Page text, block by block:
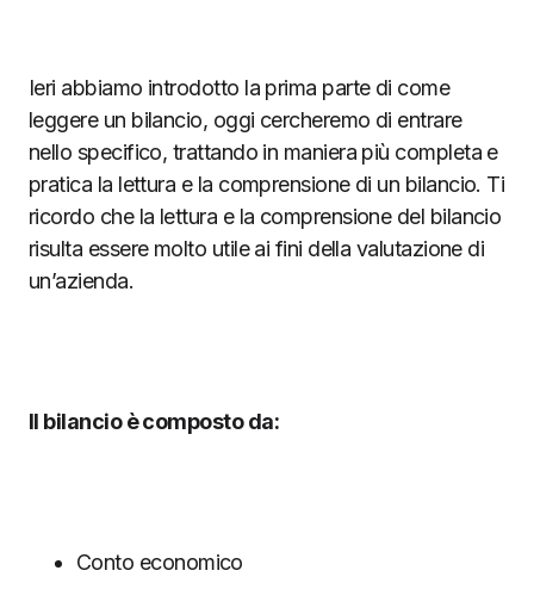
Ieri abbiamo introdotto la prima parte di come
leggere un bilancio, oggi cercheremo di entrare
nello specifico, trattando in maniera più completa e
pratica la lettura e la comprensione di un bilancio. Ti
ricordo che la lettura e la comprensione del bilancio
risulta essere molto utile ai fini della valutazione di
un’azienda.
Il bilancio è composto da:
Conto economico